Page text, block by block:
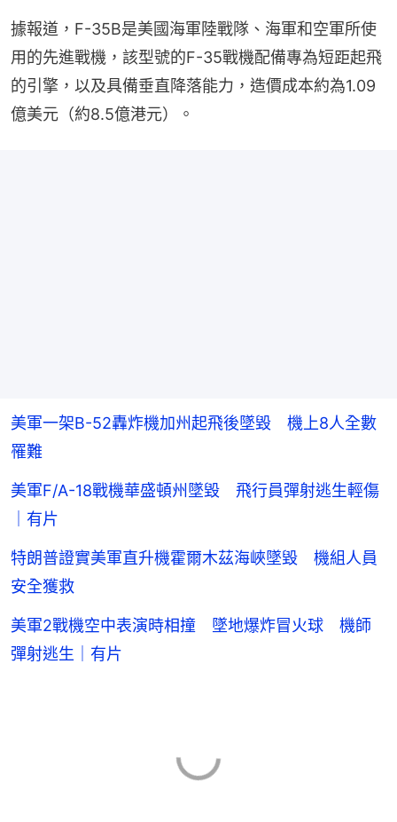
據報道，F-35B是美國海軍陸戰隊、海軍和空軍所使
用的先進戰機，該型號的F-35戰機配備專為短距起飛
的引擎，以及具備垂直降落能力，造價成本約為1.09
億美元（約8.5億港元）。
美軍一架B-52轟炸機加州起飛後墜毀 機上8人全數
罹難
美軍F/A-18戰機華盛頓州墜毀 飛行員彈射逃生輕傷
｜有片
特朗普證實美軍直升機霍爾木茲海峽墜毀 機組人員
安全獲救
美軍2戰機空中表演時相撞 墜地爆炸冒火球 機師
彈射逃生｜有片